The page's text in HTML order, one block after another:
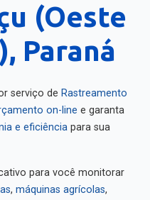
(Oeste
Paraná
serviço de Rastreamento
on-line e garanta
e eficiência para sua
para você monitorar
, máquinas agrícolas,